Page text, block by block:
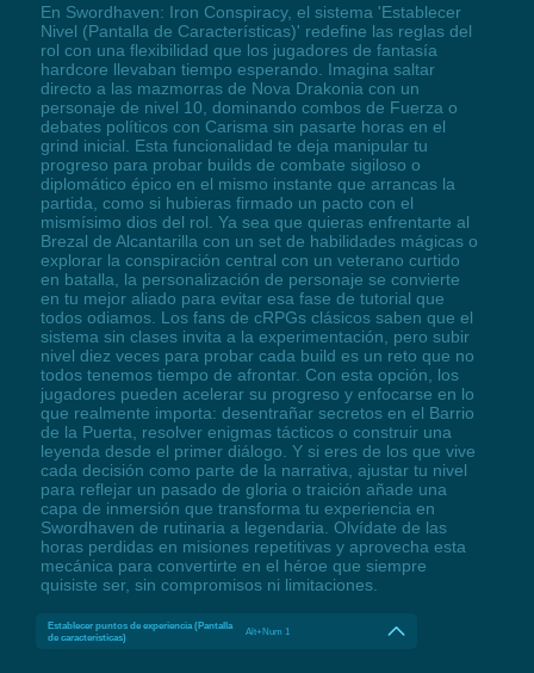
En Swordhaven: Iron Conspiracy, el sistema 'Establecer
Nivel (Pantalla de Características)' redefine las reglas del
rol con una flexibilidad que los jugadores de fantasía
hardcore llevaban tiempo esperando. Imagina saltar
directo a las mazmorras de Nova Drakonia con un
personaje de nivel 10, dominando combos de Fuerza o
debates políticos con Carisma sin pasarte horas en el
grind inicial. Esta funcionalidad te deja manipular tu
progreso para probar builds de combate sigiloso o
diplomático épico en el mismo instante que arrancas la
partida, como si hubieras firmado un pacto con el
mismísimo dios del rol. Ya sea que quieras enfrentarte al
Brezal de Alcantarilla con un set de habilidades mágicas o
explorar la conspiración central con un veterano curtido
en batalla, la personalización de personaje se convierte
en tu mejor aliado para evitar esa fase de tutorial que
todos odiamos. Los fans de cRPGs clásicos saben que el
sistema sin clases invita a la experimentación, pero subir
nivel diez veces para probar cada build es un reto que no
todos tenemos tiempo de afrontar. Con esta opción, los
jugadores pueden acelerar su progreso y enfocarse en lo
que realmente importa: desentrañar secretos en el Barrio
de la Puerta, resolver enigmas tácticos o construir una
leyenda desde el primer diálogo. Y si eres de los que vive
cada decisión como parte de la narrativa, ajustar tu nivel
para reflejar un pasado de gloria o traición añade una
capa de inmersión que transforma tu experiencia en
Swordhaven de rutinaria a legendaria. Olvídate de las
horas perdidas en misiones repetitivas y aprovecha esta
mecánica para convertirte en el héroe que siempre
quisiste ser, sin compromisos ni limitaciones.
Establecer puntos de experiencia (Pantalla
de características)
Alt+Num 1